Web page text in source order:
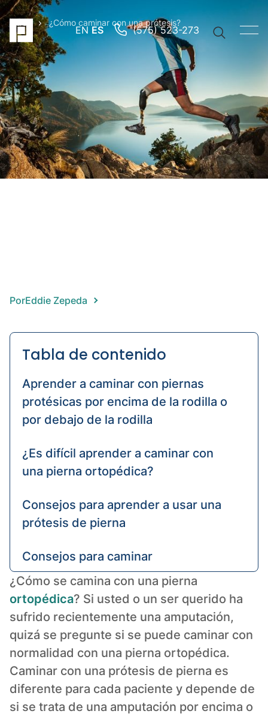
EN ES (575) 523-273
Vínculos
rápidos
Brazo
Pierna
¿Cómo caminar con una prótesis?
PUBLISHED:
9/11/2024
POR EDDIE ZEPEDA
PorEddie Zepeda
¿Cómo se camina con una pierna
ortopédica? Si usted o un ser querido ha
sufrido recientemente una amputación,
quizá se pregunte si se puede caminar con
normalidad con una pierna ortopédica.
Caminar con una prótesis de pierna es
diferente para cada paciente y depende de
si se trata de una amputación por encima o
Tabla de contenido
Aprender a caminar con piernas
protésicas por encima de la rodilla o
por debajo de la rodilla
¿Es difícil aprender a caminar con
una pierna ortopédica?
Consejos para aprender a usar una
prótesis de pierna
Consejos para caminar
¿Hasta dónde se puede caminar con
una pierna ortopédica?
¿Merece la pena una prótesis?